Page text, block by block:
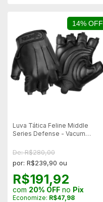
14% OFF
Luva Tática Feline Middle
Series Defense - Vacum
De: R$280,00
por: R$239,90 ou
R$191,92
com 20% OFF no Pix
Economize: R$47,98